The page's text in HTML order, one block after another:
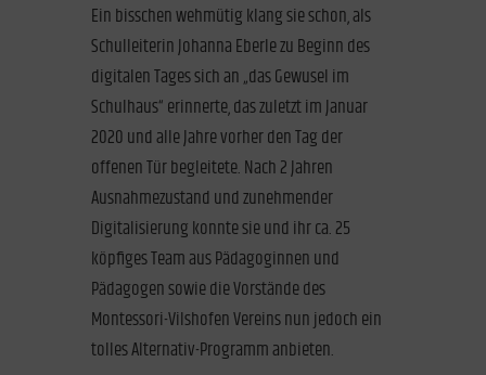
Ein bisschen wehmütig klang sie schon, als
Schulleiterin Johanna Eberle zu Beginn des
digitalen Tages sich an „das Gewusel im
Schulhaus“ erinnerte, das zuletzt im Januar
2020 und alle Jahre vorher den Tag der
offenen Tür begleitete. Nach 2 Jahren
Ausnahmezustand und zunehmender
Digitalisierung konnte sie und ihr ca. 25
köpfiges Team aus Pädagoginnen und
Pädagogen sowie die Vorstände des
Montessori-Vilshofen Vereins nun jedoch ein
tolles Alternativ-Programm anbieten.